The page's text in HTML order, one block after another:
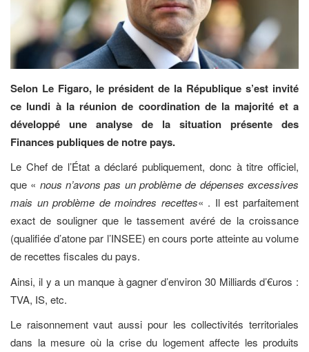
Selon Le Figaro, le président de la République s’est invité
ce lundi à la réunion de coordination de la majorité et a
développé une analyse de la situation présente des
Finances publiques de notre pays.
Le Chef de l’État a déclaré publiquement, donc à titre officiel,
que « nous n’avons pas un problème de dépenses excessives
mais un problème de moindres recettes« . Il est parfaitement
exact de souligner que le tassement avéré de la croissance
(qualifiée d’atone par l’INSEE) en cours porte atteinte au volume
de recettes fiscales du pays.
Ainsi, il y a un manque à gagner d’environ 30 Milliards d’€uros :
TVA, IS, etc.
Le raisonnement vaut aussi pour les collectivités territoriales
dans la mesure où la crise du logement affecte les produits